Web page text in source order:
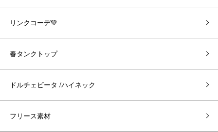
リンクコーデ💚
春タンクトップ
ドルチェビータ /ハイネック
フリース素材